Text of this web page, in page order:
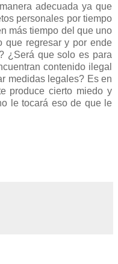
adecuada ya que
personales por tiempo
más tiempo del que uno
que regresar y por ende
¿Será que solo es para
contenido ilegal
medidas legales? Es en
produce cierto miedo y
le tocará eso de que le